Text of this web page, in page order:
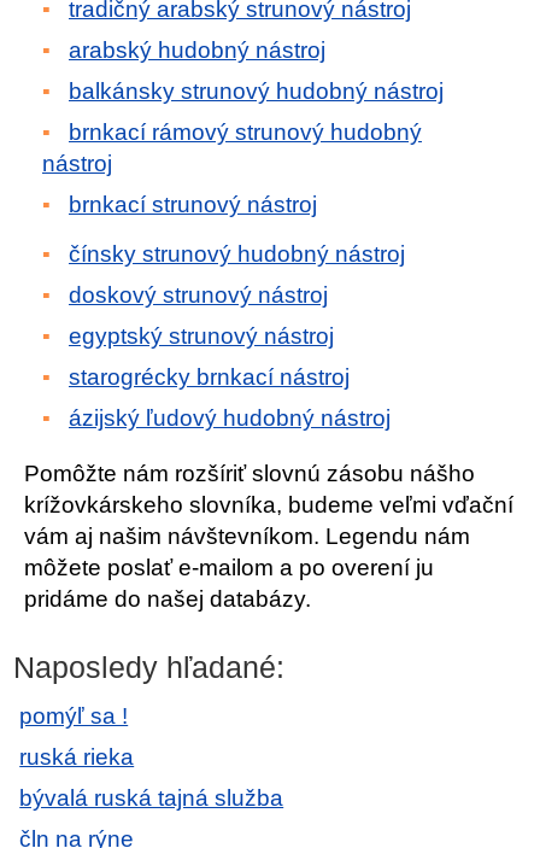
tradičný arabský strunový nástroj
arabský hudobný nástroj
balkánsky strunový hudobný nástroj
brnkací rámový strunový hudobný
nástroj
brnkací strunový nástroj
čínsky strunový hudobný nástroj
doskový strunový nástroj
egyptský strunový nástroj
starogrécky brnkací nástroj
ázijský ľudový hudobný nástroj
Pomôžte nám rozšíriť slovnú zásobu nášho
krížovkárskeho slovníka, budeme veľmi vďační
vám aj našim návštevníkom. Legendu nám
môžete poslať e-mailom a po overení ju
pridáme do našej databázy.
Naposledy hľadané:
pomýľ sa !
ruská rieka
bývalá ruská tajná služba
čln na rýne